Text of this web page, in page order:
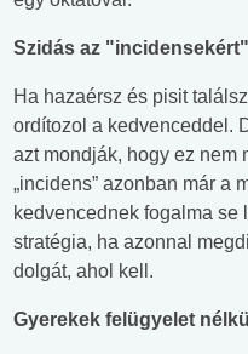
Szidás az "incidensekért"
Ha hazaérsz és pisit
ordítozol a kedvenceddel.
azt mondják, hogy ez nem
„incidens” azonban már a
kedvencednek fogalma se
stratégia, ha azonnal
dolgát, ahol kell.
Gyerekek felügyelet